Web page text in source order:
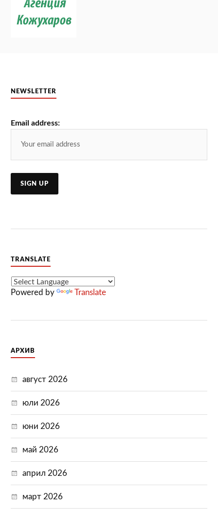
NEWSLETTER
Email address:
TRANSLATE
Powered by Translate
АРХИВ
август 2026
юли 2026
юни 2026
май 2026
април 2026
март 2026